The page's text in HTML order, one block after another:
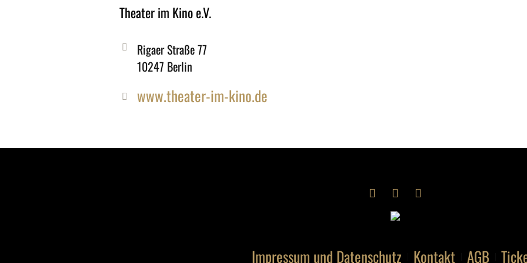
Theater im Kino e.V.
Rigaer Straße 77
10247 Berlin
www.theater-im-kino.de
Impressum und Datenschutz Kontakt AGB